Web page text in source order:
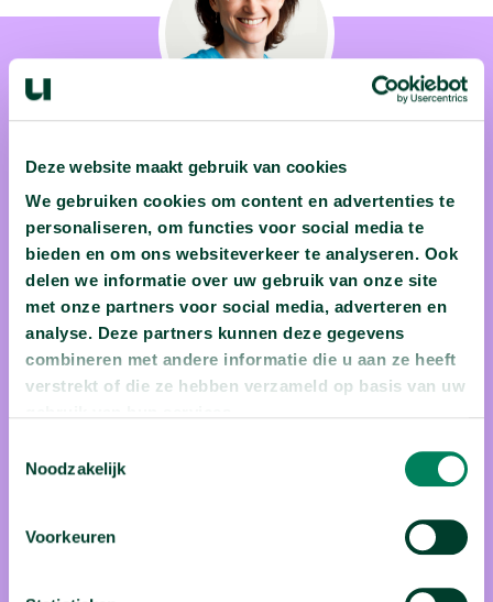
Deze website maakt gebruik van cookies
We gebruiken cookies om content en advertenties te
personaliseren, om functies voor social media te
bieden en om ons websiteverkeer te analyseren. Ook
delen we informatie over uw gebruik van onze site
met onze partners voor social media, adverteren en
analyse. Deze partners kunnen deze gegevens
combineren met andere informatie die u aan ze heeft
verstrekt of die ze hebben verzameld op basis van uw
Noodzakelijk
Voorkeuren
prof. dr. Monika
Rychtarikova
Monika Rychtarikova heeft een passie voor muziek én
wetenschap. Gooi die twee passies in de blender en je krijgt
een akoestische smoothie. In haar wildste dromen
componeerde ze filmmuziek, maar in Slowakije is de
filmwereld helaas niet al te groot. Haar piano, gitaar, viool en
maar architectuur en schreef haar doctoraat over invloed van
architecturale keuzes op akoestiek. Als professor aan de KU
Leuven geeft ze aan beginnende architecten basislessen
akoestiek, zodat ze in hun projecten genoeg rekening